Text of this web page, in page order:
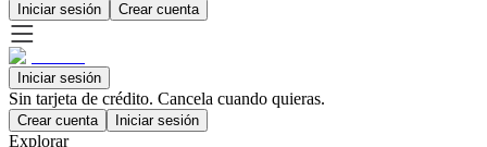
Iniciar sesión Crear cuenta
Iniciar sesión
Sin tarjeta de crédito. Cancela cuando quieras.
Crear cuenta Iniciar sesión
Explorar